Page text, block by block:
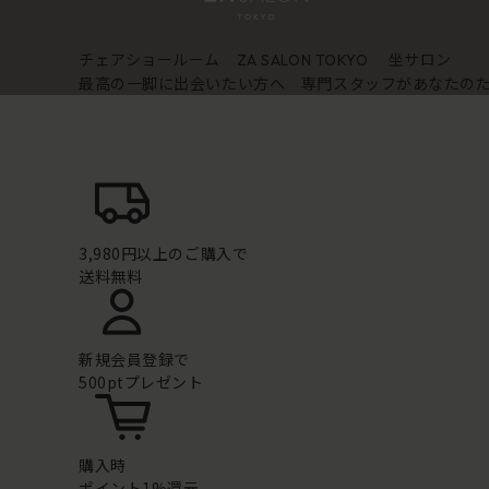
チェアショールーム ZA SALON TOKYO
坐サロン
最高の一脚に出会いたい方へ 専門スタッフがあなたの
3,980円以上のご購入で
送料無料
新規会員登録で
500ptプレゼント
購入時